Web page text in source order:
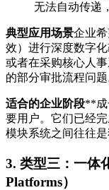
无法自动传递
典型应用场景企业
效）进行深度数字
或者在采购核心人
的部分审批流程问题
适合的企业阶段**成
要用户。它们已经
模块系统之间往往是
3. 类型三：一体
Platforms）